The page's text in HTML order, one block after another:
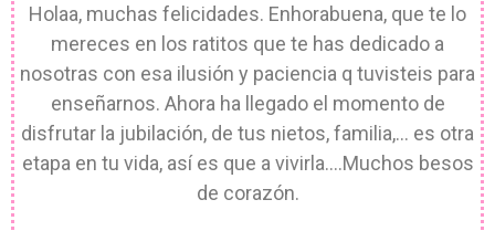
Holaa, muchas felicidades. Enhorabuena, que te lo
mereces en los ratitos que te has dedicado a
nosotras con esa ilusión y paciencia q tuvisteis para
enseñarnos. Ahora ha llegado el momento de
disfrutar la jubilación, de tus nietos, familia,... es otra
etapa en tu vida, así es que a vivirla....Muchos besos
de corazón.